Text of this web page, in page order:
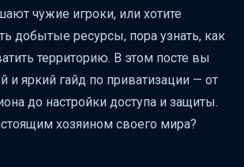
территорию через
команды
приват регион
размер региона
приват
чужие игроки, или хотите
добытые ресурсы, пора узнать, как
территорию. В этом посте вы
и яркий гайд по приватизации — от
до настройки доступа и защиты.
хозяином своего мира?